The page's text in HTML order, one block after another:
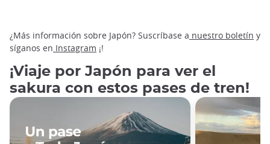
¿Más información sobre Japón? Suscríbase a nuestro boletín y
síganos en Instagram ¡!
¡Viaje por Japón para ver el
sakura con estos pases de tren!